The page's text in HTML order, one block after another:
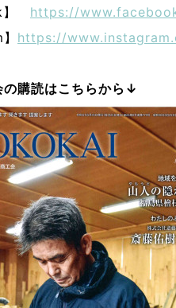
https://
https://
購読はこちらから↓